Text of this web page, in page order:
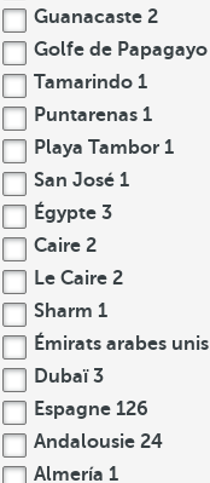
Guanacaste 2
Golfe de Papagayo
Tamarindo 1
Puntarenas 1
Playa Tambor 1
San José 1
Égypte 3
Caire 2
Le Caire 2
Sharm 1
Émirats arabes unis
Dubaï3
Espagne 126
Andalousie 24
Almería 1